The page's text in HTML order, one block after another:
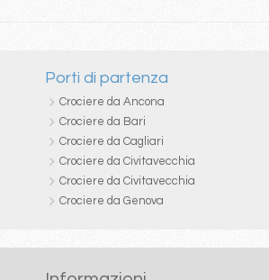
Porti di partenza
Crociere da Ancona
Crociere da Bari
Crociere da Cagliari
Crociere da Civitavecchia
Crociere da Civitavecchia
Crociere da Genova